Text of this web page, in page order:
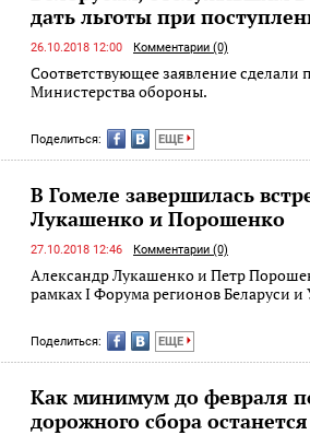
дать льготы при
26.10.2018 12:00 Комментарии (0)
Соответствующее заявление сделали
Министерства обороны.
Поделиться: ЕЩЕ
В Гомеле завершилась
Лукашенко и Порошенко
27.10.2018 12:46 Комментарии (0)
Александр Лукашенко и Петр
рамках I Форума регионов Беларуси
Поделиться: ЕЩЕ
Как минимум до февраля
дорожного сбора